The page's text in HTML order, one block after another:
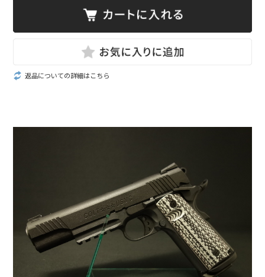
返品についての詳細はこちら